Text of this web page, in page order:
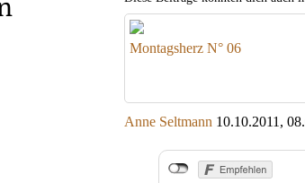
Montagsherz N° 06
Anne Seltmann 10.10.2011,